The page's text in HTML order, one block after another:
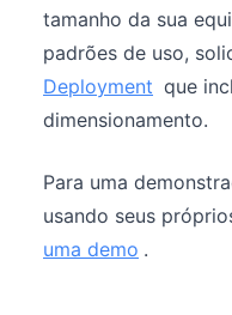
tamanho da sua
padrões de uso,
Deployment que
dimensionamento.
Para uma
usando seus
uma demo .